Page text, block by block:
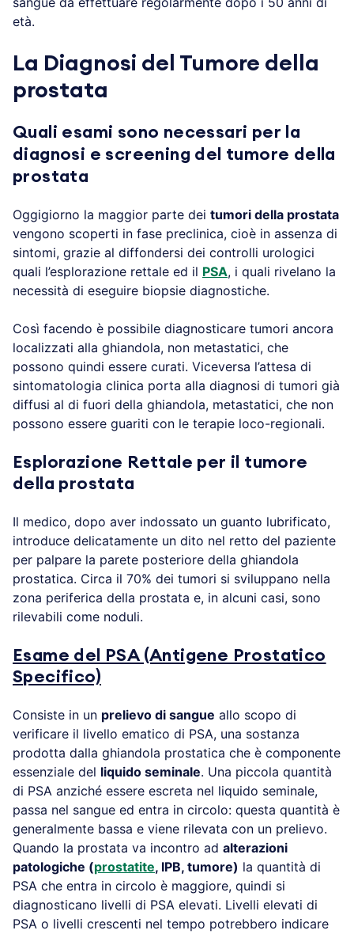
età.
La Diagnosi del Tumore della
prostata
Quali esami sono necessari per la
diagnosi e screening del tumore della
prostata
Oggigiorno la maggior parte dei tumori della prostata
vengono scoperti in fase preclinica, cioè in assenza di
sintomi, grazie al diffondersi dei controlli urologici
quali l’esplorazione rettale ed il PSA, i quali rivelano la
necessità di eseguire biopsie diagnostiche.
Così facendo è possibile diagnosticare tumori ancora
localizzati alla ghiandola, non metastatici, che
possono quindi essere curati. Viceversa l’attesa di
sintomatologia clinica porta alla diagnosi di tumori già
diffusi al di fuori della ghiandola, metastatici, che non
possono essere guariti con le terapie loco-regionali.
Esplorazione Rettale per il tumore
della prostata
Il medico, dopo aver indossato un guanto lubrificato,
introduce delicatamente un dito nel retto del paziente
per palpare la parete posteriore della ghiandola
prostatica. Circa il 70% dei tumori si sviluppano nella
zona periferica della prostata e, in alcuni casi, sono
rilevabili come noduli.
Esame del PSA (Antigene Prostatico
Specifico)
Consiste in un prelievo di sangue allo scopo di
verificare il livello ematico di PSA, una sostanza
prodotta dalla ghiandola prostatica che è componente
essenziale del liquido seminale. Una piccola quantità
di PSA anziché essere escreta nel liquido seminale,
passa nel sangue ed entra in circolo: questa quantità è
generalmente bassa e viene rilevata con un prelievo.
Quando la prostata va incontro ad alterazioni
patologiche (prostatite, IPB, tumore) la quantità di
PSA che entra in circolo è maggiore, quindi si
diagnosticano livelli di PSA elevati. Livelli elevati di
PSA o livelli crescenti nel tempo potrebbero indicare